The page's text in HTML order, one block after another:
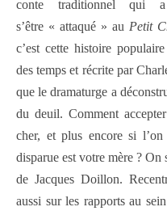
conte traditionnel qui
s’être « attaqué » au Petit
c’est cette histoire
des temps et récrite par
que le dramaturge a
du deuil. Comment
cher, et plus encore si
disparue est votre mère ? On
de Jacques Doillon.
aussi sur les rapports au